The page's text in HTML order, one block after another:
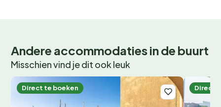
Andere accommodaties in de buurt
Misschien vind je dit ook leuk
Direct te boeken Direct